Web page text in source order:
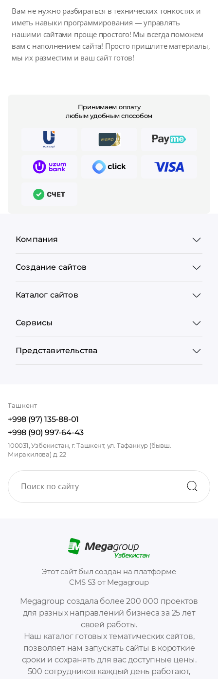
Вам не нужно разбираться в технических тонкостях и
иметь навыки программирования — управлять
нашими сайтами проще простого! Мы всегда поможем
вам с наполнением сайта! Просто пришлите материалы,
мы их разместим и ваш сайт готов!
Принимаем оплату
любым удобным способом
Megagroup создала более 200 000 проектов
для разных направлений бизнеса за 25 лет
своей работы.
Наш каталог готовых тематических сайтов,
позволяет нам запускать сайты в короткие
сроки и сохранять для вас доступные цены.
500 сотрудников каждый день работают,
Этот сайт был создан на платформе
CMS S3 от Megagroup
Компания
Создание сайтов
Каталог сайтов
Сервисы
Представительства
Ташкент
+998 (97) 135-88-01
+998 (90) 997-64-43
100031, Узбекистан, г. Ташкент, ул. Тафаккур (бывш.
Миракилова) д. 22